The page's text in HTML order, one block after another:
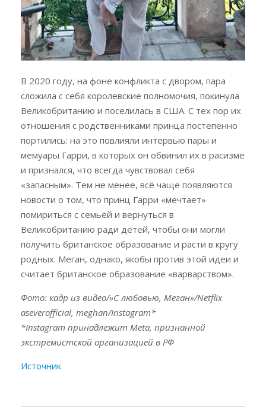
В 2020 году, на фоне конфликта с двором, пара
сложила с себя королевские полномочия, покинула
Великобританию и поселилась в США. С тех пор их
отношения с родственниками принца постепенно
портились: на это повлияли интервью пары и
мемуары Гарри, в которых он обвинил их в расизме
и признался, что всегда чувствовал себя
«запасным». Тем не менее, всё чаще появляются
новости о том, что принц Гарри «мечтает»
помириться с семьёй и вернуться в
Великобританию ради детей, чтобы они могли
получить британское образование и расти в кругу
родных. Меган, однако, якобы против этой идеи и
считает британское образование «варварством».
Фото: кадр из видео/»С любовью, Меган»/Netflix
aseverofficial, meghan/Instagram*
*Instagram принадлежит Meta, признанной
экстремистской организацией в РФ
Источник